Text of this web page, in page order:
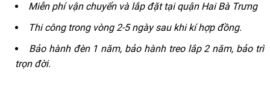
Miễn phí vận chuyển và lắp đặt tại quận Hai Bà Trưng
Thi công trong vòng 2-5 ngày sau khi kí hợp đồng.
Bảo hành đèn 1 năm, bảo hành treo lắp 2 năm, bảo trì
trọn đời.